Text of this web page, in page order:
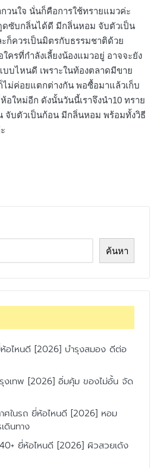
วนใจ นั่นก็คือการใช้ทรายแมวค่ะ
ดซับกลิ่นได้ดี มีกลิ่นหอม จับตัวเป็น
ก็ควรเป็นมิตรกับธรรมชาติด้วย
ครที่กำลังเลี้ยงน้องแมวอยู่ อาจจะยัง
บไหนดี เพราะในท้องตลาดมีขาย
ม่ค่อยแตกต่างกัน พอซื้อมาแล้วเก็บ
ใหม่อีก ดังนั้นวันนี้เราจึงนำ10 ทราย
จับตัวเป็นก้อน มีกลิ่นหอม พร้อมทั้งวิธี
ค้นหา
อไหนดี [2026] บำรุงสมอง ดีต่อ
รุงเทพ [2026] อิ่มคุ้ม ของไม่อั้น จัด
ศในรถ ยี่ห้อไหนดี [2026] หอม
ดินทาง
ยี่ห้อไหนดี [2026] ผิวสวยเด้ง